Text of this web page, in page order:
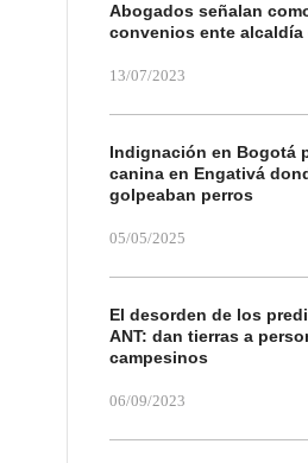
Abogados señalan
convenios ente alcaldía
13/07/2023
Indignación en Bogotá
canina en Engativá
golpeaban perros
05/05/2025
El desorden de los
ANT: dan tierras a
campesinos
06/09/2023